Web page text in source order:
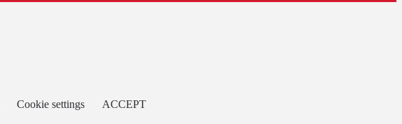
Cookie settings
ACCEPT